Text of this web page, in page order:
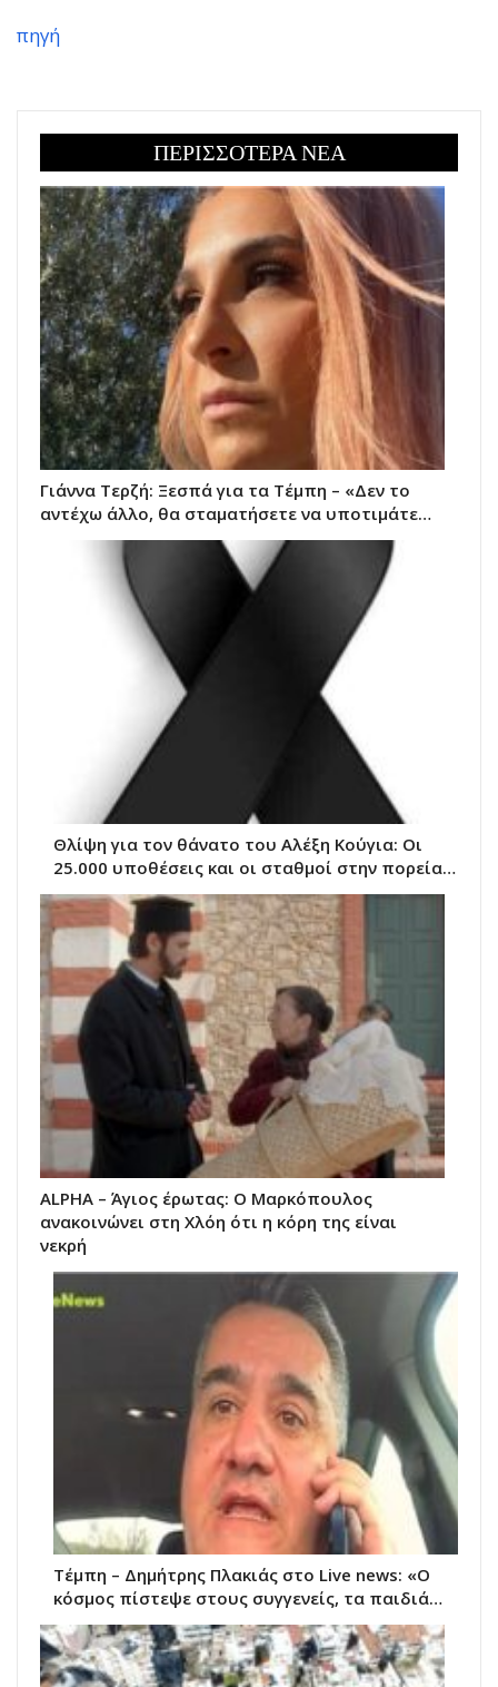
πηγή
ΠΕΡΙΣΣΟΤΕΡΑ ΝΕΑ
Γιάννα Τερζή: Ξεσπά για τα Τέμπη – «Δεν το
αντέχω άλλο, θα σταματήσετε να υποτιμάτε…
Θλίψη για τον θάνατο του Αλέξη Κούγια: Οι
25.000 υποθέσεις και οι σταθμοί στην πορεία…
ALPHA – Άγιος έρωτας: Ο Μαρκόπουλος
ανακοινώνει στη Χλόη ότι η κόρη της είναι
νεκρή
Τέμπη – Δημήτρης Πλακιάς στο Live news: «Ο
κόσμος πίστεψε στους συγγενείς, τα παιδιά…